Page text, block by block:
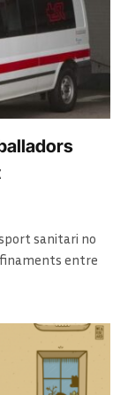
sanitari no
entre